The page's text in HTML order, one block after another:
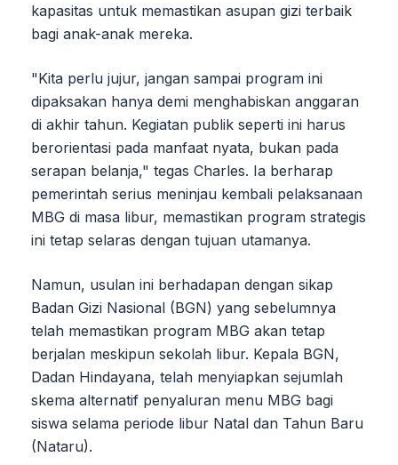
kapasitas untuk memastikan asupan gizi terbaik
bagi anak-anak mereka.
"Kita perlu jujur, jangan sampai program ini
dipaksakan hanya demi menghabiskan anggaran
di akhir tahun. Kegiatan publik seperti ini harus
berorientasi pada manfaat nyata, bukan pada
serapan belanja," tegas Charles. Ia berharap
pemerintah serius meninjau kembali pelaksanaan
MBG di masa libur, memastikan program strategis
ini tetap selaras dengan tujuan utamanya.
Namun, usulan ini berhadapan dengan sikap
Badan Gizi Nasional (BGN) yang sebelumnya
telah memastikan program MBG akan tetap
berjalan meskipun sekolah libur. Kepala BGN,
Dadan Hindayana, telah menyiapkan sejumlah
skema alternatif penyaluran menu MBG bagi
siswa selama periode libur Natal dan Tahun Baru
(Nataru).